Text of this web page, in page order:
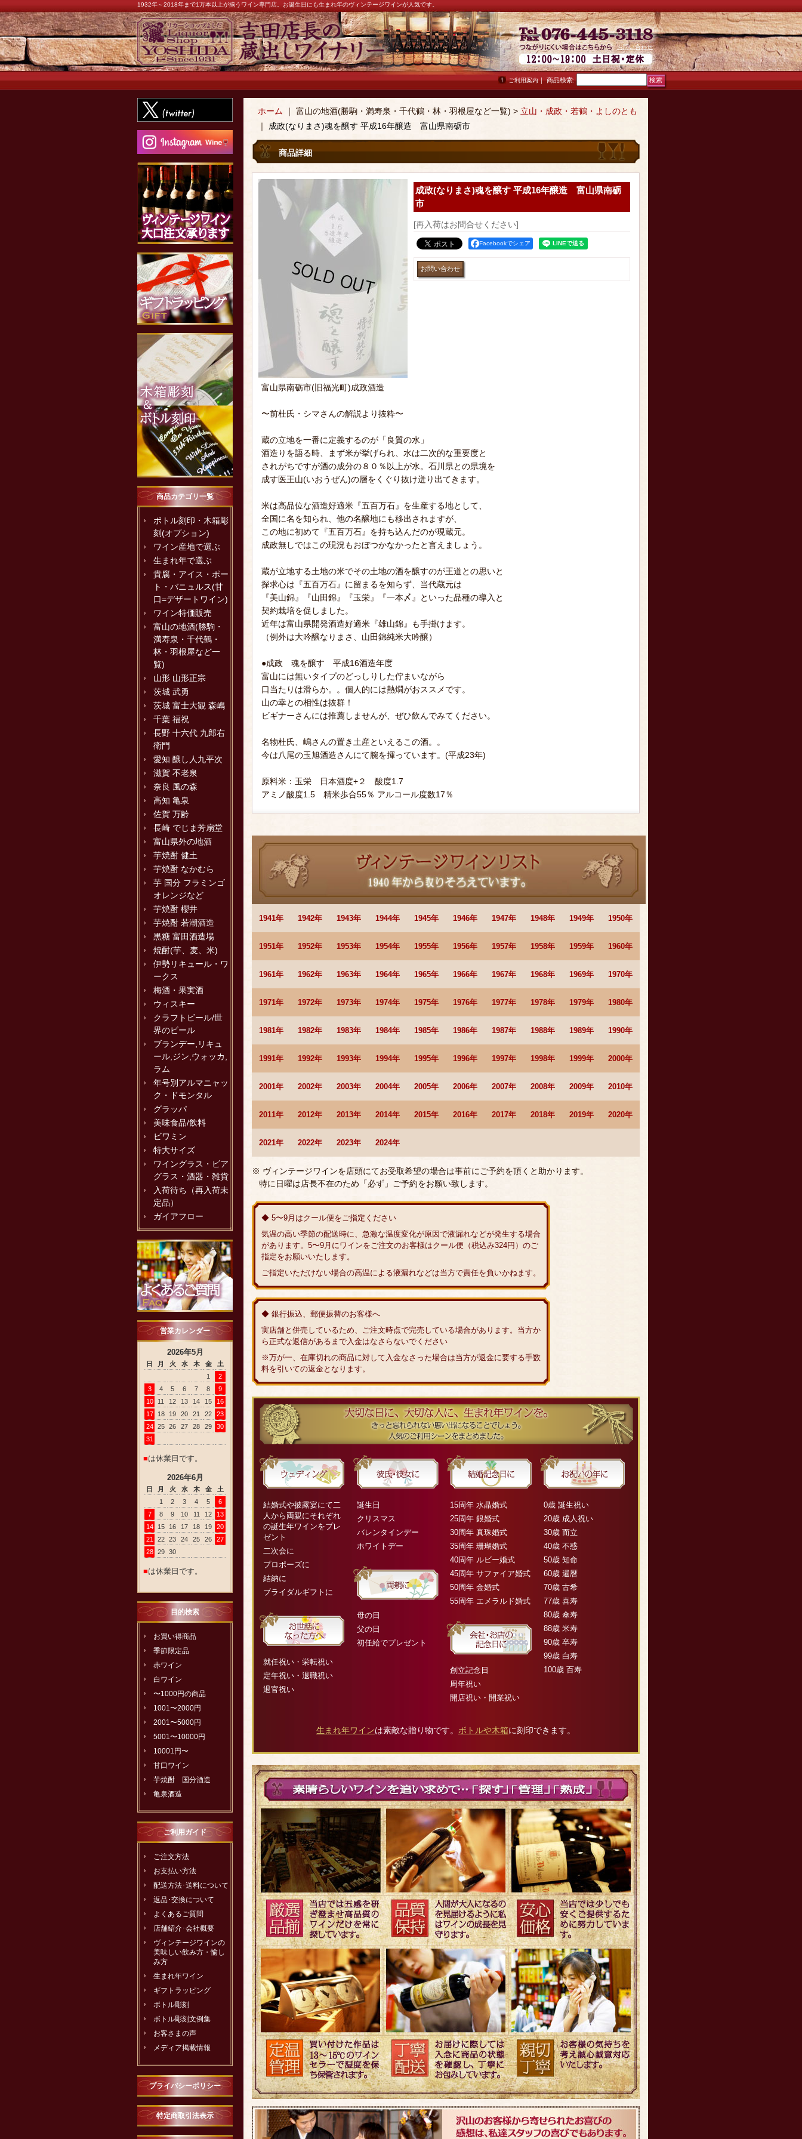
1932年～2018年まで1万本以上が揃うワイン専門店。お誕生日にも生まれ年のヴィンテージワインが人気です。
ご利用案内｜
お問い合わせ
商品検索:
商品カテゴリ一覧
ボトル刻印・木箱彫
刻(オプション)
ワイン産地で選ぶ
生まれ年で選ぶ
貴腐・アイス・ポー
ト・バニュルス(甘
口=デザートワイン)
ワイン特価販売
富山の地酒(勝駒・
満寿泉・千代鶴・
林・羽根屋など一
覧)
山形 山形正宗
茨城 武勇
茨城 富士大観 森嶋
千葉 福祝
長野 十六代 九郎右
衛門
愛知 醸し人九平次
滋賀 不老泉
奈良 風の森
高知 亀泉
佐賀 万齢
長崎 でじま芳扇堂
富山県外の地酒
芋焼酎 健土
芋焼酎 なかむら
芋 国分 フラミンゴ
オレンジなど
芋焼酎 櫻井
芋焼酎 若潮酒造
黒糖 富田酒造場
焼酎(芋、麦、米)
伊勢リキュール・ワ
ークス
梅酒・果実酒
ウィスキー
クラフトビール/世
界のビール
ブランデー,リキュ
ール,ジン,ウォッカ,
ラム
年号別アルマニャッ
ク・ドモンタル
グラッパ
美味食品/飲料
ビワミン
特大サイズ
ワイングラス・ビア
グラス・酒器・雑貨
入荷待ち（再入荷未
定品）
ガイアフロー
営業カレンダー
2026年5月
日 月 火 水 木 金
土
1
2
3
4 5 6 7 8
9
10
11 12 13 14 15
16
17
18 19 20 21 22
23
24
25 26 27 28 29
30
31
■は休業日です。
2026年6月
日 月 火 水 木 金
土
1
2 3 4 5
6
7
8 9 10 11 12
13
14
15 16 17 18 19
20
21
22 23 24 25 26
27
28
29 30
■は休業日です。
目的検索
お買い得商品
季節限定品
赤ワイン
白ワイン
〜1000円の商品
1001〜2000円
2001〜5000円
5001〜10000円
10001円〜
甘口ワイン
芋焼酎 国分酒造
亀泉酒造
ご利用ガイド
ご注文方法
お支払い方法
配送方法･送料について
返品･交換について
よくあるご質問
店舗紹介･会社概要
ヴィンテージワインの
美味しい飲み方・愉し
み方
生まれ年ワイン
ギフトラッピング
ボトル彫刻
ボトル彫刻文例集
お客さまの声
メディア掲載情報
プライバシーポリシー
特定商取引法表示
ホーム ｜ 富山の地酒(勝駒・満寿泉・千代鶴・林・羽根屋など一覧) > 立山・成政・若鶴・よしのとも
｜ 成政(なりまさ)魂を醸す 平成16年醸造 富山県南砺市
商品詳細
成政(なりまさ)魂を醸す 平成16年醸造 富山県南砺
市
[再入荷はお問合せください]
Facebookでシェア
富山県南砺市(旧福光町)成政酒造
〜前杜氏・シマさんの解説より抜粋〜
蔵の立地を一番に定義するのが「良質の水」
酒造りを語る時、まず米が挙げられ、水は二次的な重要度と
されがちですが酒の成分の８０％以上が水。石川県との県境を
成す医王山(いおうぜん)の層をくぐり抜け迸り出てきます。
米は高品位な酒造好適米『五百万石』を生産する地として、
全国に名を知られ、他の名醸地にも移出されますが、
この地に初めて『五百万石』を持ち込んだのが現蔵元。
成政無しではこの現況もおぼつかなかったと言えましょう。
蔵が立地する土地の米でその土地の酒を醸すのが王道との思いと
探求心は『五百万石』に留まるを知らず、当代蔵元は
『美山錦』『山田錦』『玉栄』『一本〆』といった品種の導入と
契約栽培を促しました。
近年は富山県開発酒造好適米『雄山錦』も手掛けます。
（例外は大吟醸なりまさ、山田錦純米大吟醸）
●成政 魂を醸す 平成16酒造年度
富山には無いタイプのどっしりした佇まいながら
口当たりは滑らか。。個人的には熱燗がおススメです。
山の幸との相性は抜群！
ビギナーさんには推薦しませんが、ぜひ飲んでみてください。
名物杜氏、嶋さんの置き土産といえるこの酒。。
今は八尾の玉旭酒造さんにて腕を揮っています。(平成23年)
原料米：玉栄 日本酒度+２ 酸度1.7
アミノ酸度1.5 精米歩合55％ アルコール度数17％
1941年 1942年 1943年 1944年 1945年 1946年 1947年 1948年 1949年 1950年
1951年 1952年 1953年 1954年 1955年 1956年 1957年 1958年 1959年 1960年
1961年 1962年 1963年 1964年 1965年 1966年 1967年 1968年 1969年 1970年
1971年 1972年 1973年 1974年 1975年 1976年 1977年 1978年 1979年 1980年
1981年 1982年 1983年 1984年 1985年 1986年 1987年 1988年 1989年 1990年
1991年 1992年 1993年 1994年 1995年 1996年 1997年 1998年 1999年 2000年
2001年 2002年 2003年 2004年 2005年 2006年 2007年 2008年 2009年 2010年
2011年 2012年 2013年 2014年 2015年 2016年 2017年 2018年 2019年 2020年
2021年 2022年 2023年 2024年
※ ヴィンテージワインを店頭にてお受取希望の場合は事前にご予約を頂くと助かります。
特に日曜は店長不在のため「必ず」ご予約をお願い致します。
◆ 5〜9月はクール便をご指定ください
気温の高い季節の配送時に、急激な温度変化が原因で液漏れなどが発生する場合
があります。5〜9月にワインをご注文のお客様はクール便（税込み324円）のご
指定をお願いいたします。
ご指定いただけない場合の高温による液漏れなどは当方で責任を負いかねます。
◆ 銀行振込、郵便振替のお客様へ
実店舗と併売しているため、ご注文時点で完売している場合があります。当方か
ら正式な返信があるまで入金はなさらないでください
※万が一、在庫切れの商品に対して入金なさった場合は当方が返金に要する手数
料を引いての返金となります。
結婚式や披露宴にて二
人から両親にそれぞれ
の誕生年ワインをプレ
ゼント
二次会に
プロポーズに
結納に
ブライダルギフトに
就任祝い・栄転祝い
定年祝い・退職祝い
退官祝い
誕生日
クリスマス
バレンタインデー
ホワイトデー
母の日
父の日
初任給でプレゼント
15周年 水晶婚式
25周年 銀婚式
30周年 真珠婚式
35周年 珊瑚婚式
40周年 ルビー婚式
45周年 サファイア婚式
50周年 金婚式
55周年 エメラルド婚式
創立記念日
周年祝い
開店祝い・開業祝い
0歳 誕生祝い
20歳 成人祝い
30歳 而立
40歳 不惑
50歳 知命
60歳 還暦
70歳 古希
77歳 喜寿
80歳 傘寿
88歳 米寿
90歳 卒寿
99歳 白寿
100歳 百寿
生まれ年ワインは素敵な贈り物です。 ボトルや木箱に刻印できます。